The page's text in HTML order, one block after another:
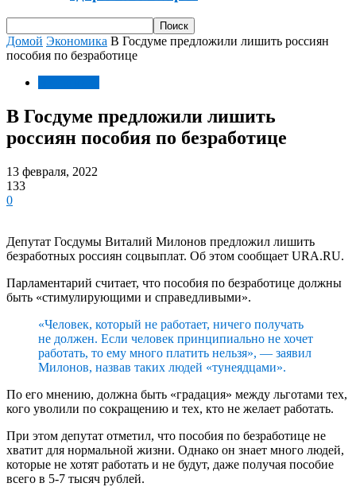
Домой Экономика В Госдуме предложили лишить россиян
пособия по безработице
В Госдуме предложили лишить
россиян пособия по безработице
13 февраля, 2022
133
0
Депутат Госдумы Виталий Милонов предложил лишить
безработных россиян соцвыплат. Об этом сообщает URA.RU.
Парламентарий считает, что пособия по безработице должны
быть «стимулирующими и справедливыми».
«Человек, который не работает, ничего получать
не должен. Если человек принципиально не хочет
работать, то ему много платить нельзя», — заявил
Милонов, назвав таких людей «тунеядцами».
По его мнению, должна быть «градация» между льготами тех,
кого уволили по сокращению и тех, кто не желает работать.
При этом депутат отметил, что пособия по безработице не
хватит для нормальной жизни. Однако он знает много людей,
которые не хотят работать и не будут, даже получая пособие
всего в 5-7 тысяч рублей.